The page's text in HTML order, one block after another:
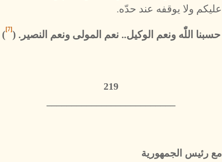
عليكم ولا يوقفه عند حدّه.
حسبنا اللّٰه ونعم الوكيل.. نعم المولى ونعم النصير. ([7]
)
219
مع رئيس الجمهورية